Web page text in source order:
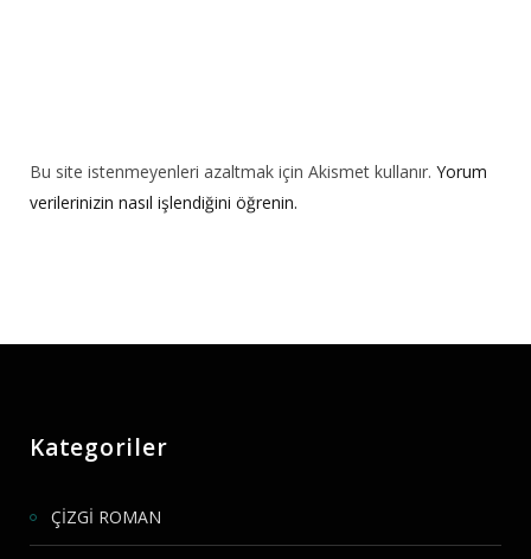
Bu site istenmeyenleri azaltmak için Akismet kullanır. Yorum
verilerinizin nasıl işlendiğini öğrenin.
Kategoriler
ÇİZGİ ROMAN